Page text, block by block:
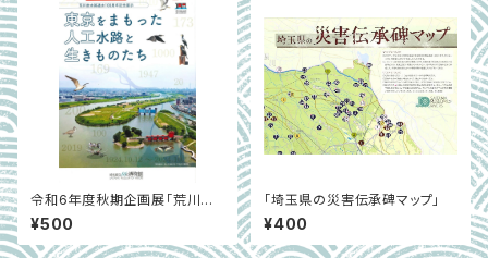
令和6年度秋期企画展「荒川放
水路通水100周年記念展示 東
京をまもった人工水路と生きも
のたち」
¥500
「埼玉県の災害伝承碑マップ」
¥400